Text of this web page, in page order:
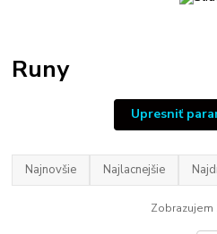
Runy
Upresniť
Najnovšie Najlacnejšie
Zobrazujem